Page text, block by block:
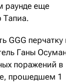
раунде еще
Тапиа.
GGG перчатку
Ганы
поражений в
прошедшем 1